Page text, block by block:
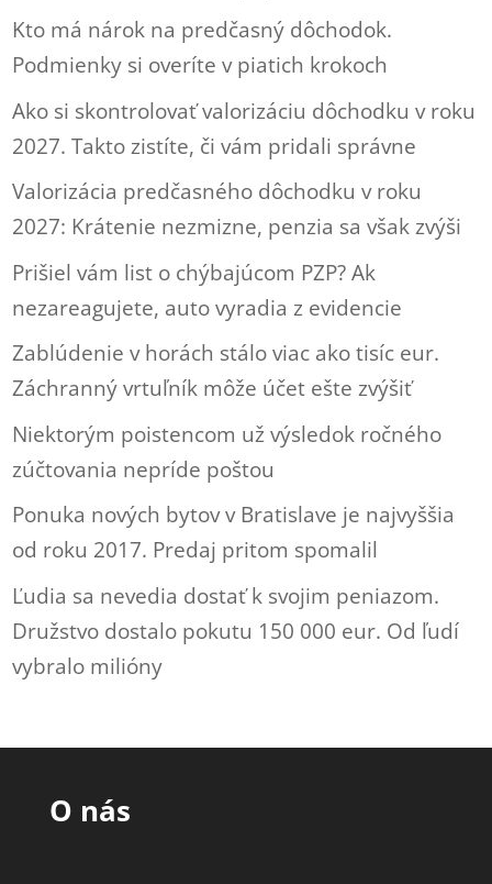
Kto má nárok na predčasný dôchodok.
Podmienky si overíte v piatich krokoch
Ako si skontrolovať valorizáciu dôchodku v roku
2027. Takto zistíte, či vám pridali správne
Valorizácia predčasného dôchodku v roku
2027: Krátenie nezmizne, penzia sa však zvýši
Prišiel vám list o chýbajúcom PZP? Ak
nezareagujete, auto vyradia z evidencie
Zablúdenie v horách stálo viac ako tisíc eur.
Záchranný vrtuľník môže účet ešte zvýšiť
Niektorým poistencom už výsledok ročného
zúčtovania nepríde poštou
Ponuka nových bytov v Bratislave je najvyššia
od roku 2017. Predaj pritom spomalil
Ľudia sa nevedia dostať k svojim peniazom.
Družstvo dostalo pokutu 150 000 eur. Od ľudí
vybralo milióny
O nás